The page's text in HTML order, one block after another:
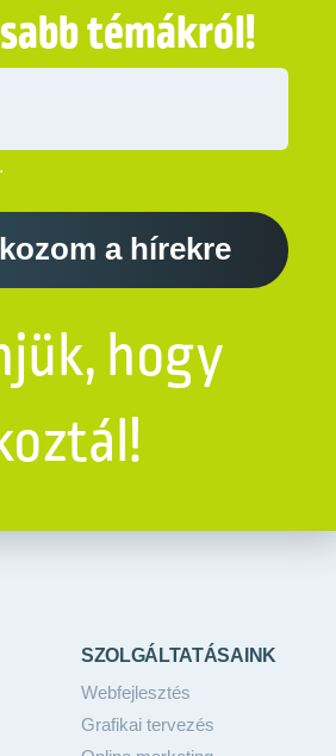
témákról!
a hírekre
hogy
SZOLGÁLTATÁSAINK
Webfejlesztés
Grafikai tervezés